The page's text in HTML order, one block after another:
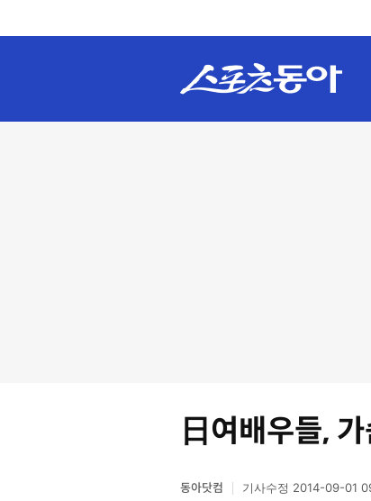
日여배우들,
동아닷컴 기사수정 2014-09-01